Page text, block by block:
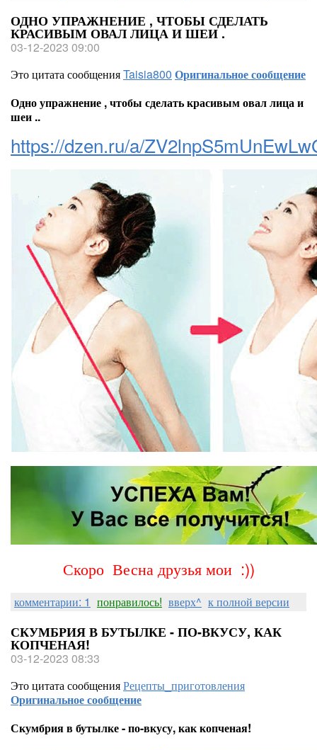
ОДНО УПРАЖНЕНИЕ , ЧТОБЫ СДЕЛАТЬ
КРАСИВЫМ ОВАЛ ЛИЦА И ШЕИ .
03-12-2023 09:00
Это цитата сообщенияTaisia800 Оригинальное сообщение
Одно упражнение , чтобы сделать красивым овал лица и
шеи ..
https://dzen.ru/a/
Скоро Весна друзья мои :))
комментарии: 1 понравилось! вверх^ к полной версии
СКУМБРИЯ В БУТЫЛКЕ - ПО-ВКУСУ, КАК
КОПЧЕНАЯ!
03-12-2023 08:33
Это цитата сообщенияРецепты_приготовления
Оригинальное сообщение
Скумбрия в бутылке - по-вкусу, как копченая!